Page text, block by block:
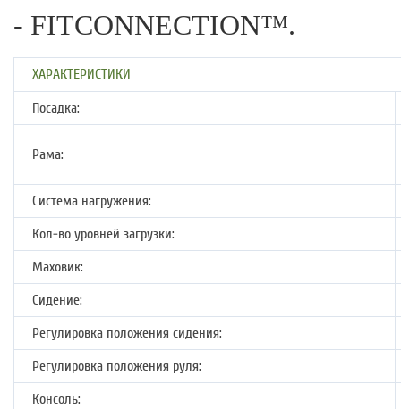
- FITCONNECTION™.
ХАРАКТЕРИСТИКИ
Посадка:
Рама:
Система нагружения:
Кол-во уровней загрузки:
Маховик:
Сидение:
Регулировка положения сидения:
Регулировка положения руля:
Консоль: